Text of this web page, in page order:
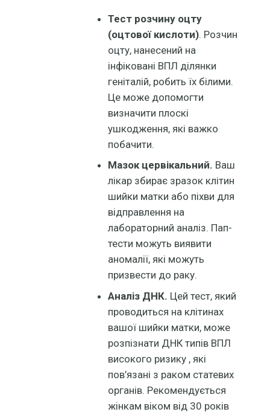
Тест розчину оцту
(оцтової кислоти). Розчин
оцту, нанесений на
інфіковані ВПЛ ділянки
геніталій, робить їх білими.
Це може допомогти
визначити плоскі
ушкодження, які важко
побачити.
Мазок цервікальний. Ваш
лікар збирає зразок клітин
шийки матки або піхви для
відправлення на
лабораторний аналіз. Пап-
тести можуть виявити
аномалії, які можуть
призвести до раку.
Аналіз ДНК. Цей тест, який
проводиться на клітинах
вашої шийки матки, може
розпізнати ДНК типів ВПЛ
високого ризику , які
пов’язані з раком статевих
органів. Рекомендується
жінкам віком від 30 років